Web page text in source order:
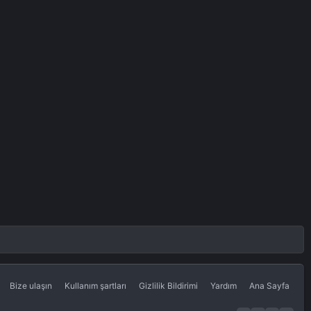
Bize ulaşın Kullanım şartları Gizlilik Bildirimi Yardım Ana Sayfa